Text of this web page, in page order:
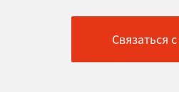
Связаться